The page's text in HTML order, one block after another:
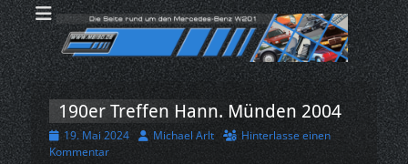
MB190.DE - Die
Seite rund um den
190er
Der Kultwagen der 80er & 90er Jahre! Über 40 Jahre Mercedes-Benz
190er! Tarnname Ushido! Werksbezeichnung W201!
Suche
nach:
190er Treffen Hann. Münden 2004
Veröffentlicht
am
19. Mai 2024 AutorMichael Arlt
Hinterlasse einen
Kommentar